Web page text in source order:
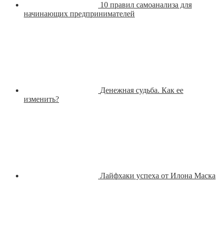
10 правил самоанализа для
начинающих предпринимателей
Денежная судьба. Как ее
изменить?
Лайфхаки успеха от Илона Маска